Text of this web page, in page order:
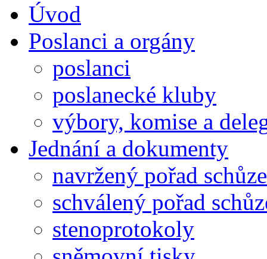
Úvod
Poslanci a orgány
poslanci
poslanecké kluby
výbory, komise a
Jednání a dokumenty
navržený pořad schůze
schválený pořad
stenoprotokoly